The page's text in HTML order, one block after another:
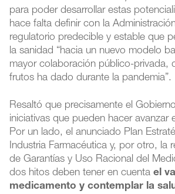
para poder desarrollar estas
hace falta definir con la
regulatorio predecible y estable que
la sanidad “hacia un nuevo modelo
mayor colaboración público-privada,
frutos ha dado durante la pandemia”.
Resaltó que precisamente el
iniciativas que pueden hacer avanzar
Por un lado, el anunciado Plan
Industria Farmacéutica y, por otro, la
de Garantías y Uso Racional del
dos hitos deben tener en cuentael
medicamento y contemplar la